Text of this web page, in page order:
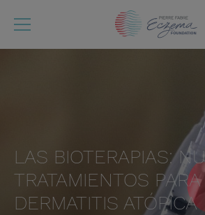
LAS BIOTERAPIAS:
TRATAMIENTOS
DERMATITIS ATÓPICA